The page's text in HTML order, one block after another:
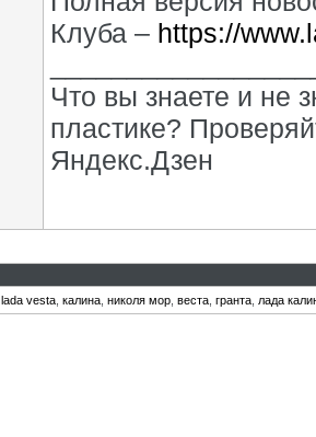
Клуба – https://
Что вы знаете и не
пластике?
Яндекс.Дзен
lada vesta калина николя мор веста гранта лада